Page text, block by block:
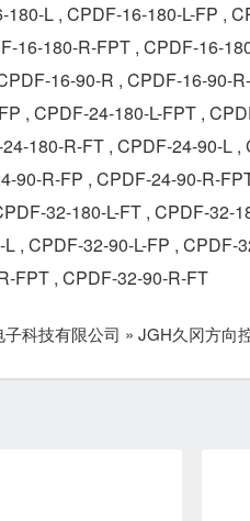
L , CPDF-16-180-L-FP ,
16-180-R-FPT , CPDF-16-
16-90-R , CPDF-16-90-
, CPDF-24-180-L-FPT ,
180-R-FT , CPDF-24-90-L
90-R-FP , CPDF-24-90-R-
32-180-L-FT , CPDF-
, CPDF-32-90-L-FP , CPDF-
FPT , CPDF-32-90-R-FT
科技有限公司 » JGH久冈方向